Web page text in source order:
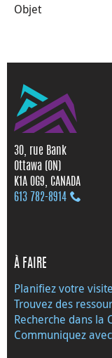
Objet
30, rue Bank
Ottawa (ON)
K1A 0G9, CANADA
613 782‑8914
À FAIRE
Planifiez votre visite
Trouvez des
Recherche dans la
Communiquez